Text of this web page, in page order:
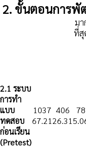
2. ขั้นตอนการพั
มา
ที่สุ
2.1 ระบบ
การทำ
แบบ
ทดสอบ
ก่อนเรียน
(Pretest)
1037
67.21
406
26.31
78